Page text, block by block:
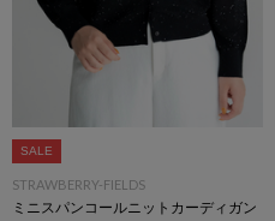
SALE
STRAWBERRY-FIELDS
ミニスパンコールニットカーディガン